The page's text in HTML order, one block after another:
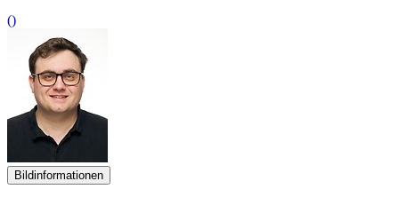
()
Bildinformationen